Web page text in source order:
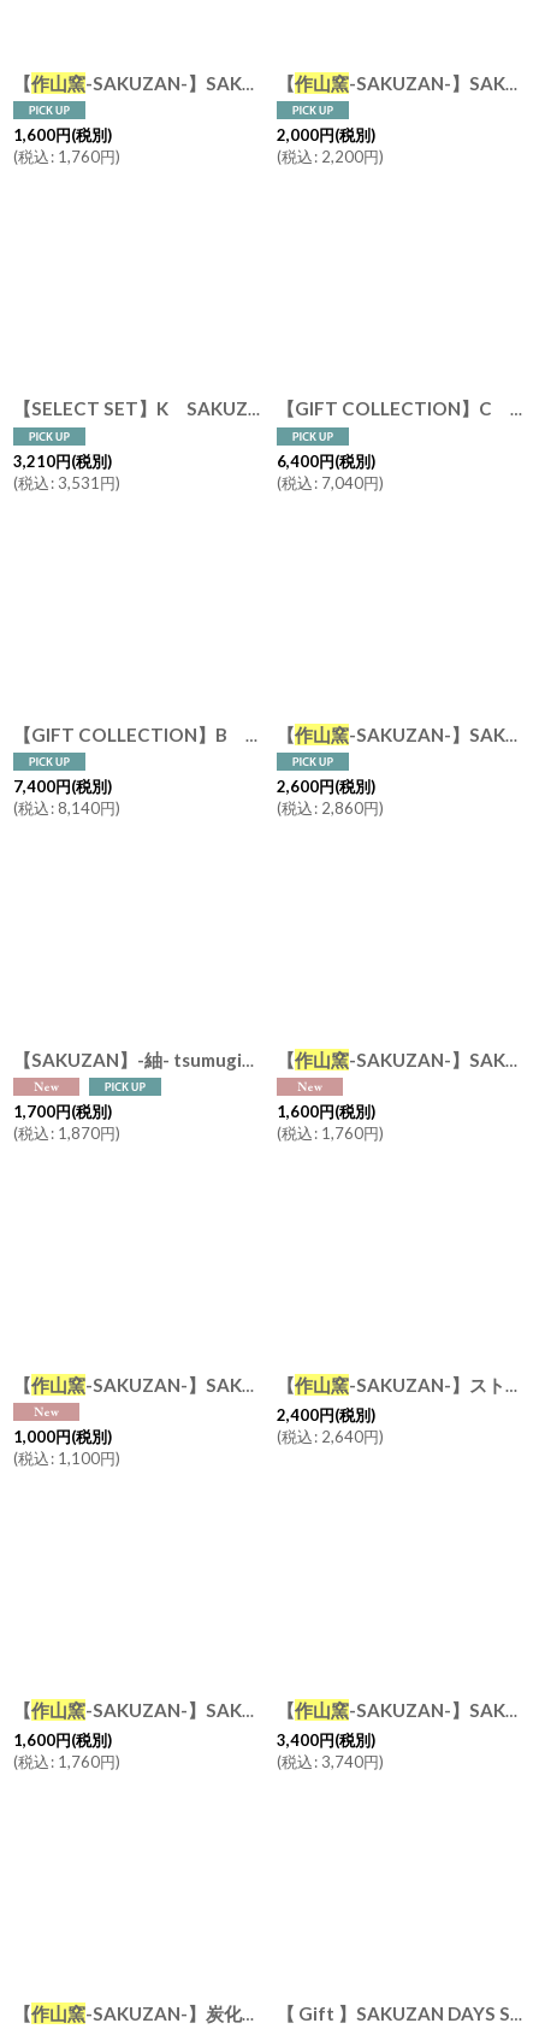
【作山窯-SAKUZAN-】SAKUZAN DAYS Sara Stripe Plate S ストライププレートS リム皿/お皿 15cm/サラ/プレート/取り皿/小皿/カフェ/磁器/日本製/陶器
1,600円(税別)
(税込: 1,760円)
【作山窯-SAKUZAN-】SAKUZAN DAYS Sara Stripe PlateM ストライププレートM リム皿/お皿 19cm/プレート/取り皿/小皿/カフェ/サラ/磁器/日本製/陶器
2,000円(税別)
(税込: 2,200円)
【SELECT SET】K SAKUZAN DAYS Sara ティータイムセット マグ トレー フォーク Tea Time Set 新生活 ギフト 朝食 コーヒーカップ カフェ 磁器 日本製 陶器
3,210円(税別)
(税込: 3,531 円)
【GIFT COLLECTION】C SAKUZAN DAYS Sara カップ&ソーサー ペアセット イエロー ターコイズ 新生活 母の日 ギフト Stripe Cup&Saucer コーヒーカップ/サラ/カフェ/磁器/日本製/陶器 ギフトコレクション
6,400円(税別)
(税込: 7,040円)
【GIFT COLLECTION】B SAKUZAN DAYS Sara カップ&ソーサー スプーン セット 新生活セット ギフト クリーム グレー Stripe Cup&Saucer コーヒーカップ/サラ/カフェ/磁器/日本製/陶器 ギフトコレクション
7,400円(税別)
(税込: 8,140円)
【作山窯-SAKUZAN-】SAKUZAN DAYS Sara カップ&ソーサー Cup&Saucer セット 日本製 カラー
2,600円(税別)
(税込: 2,860円)
【SAKUZAN】-紬- tsumugi カップ ゴス サビ 茶碗 ボウル ラテアート
1,700円(税別)
(税込: 1,870円)
【作山窯-SAKUZAN-】SAKUZAN DAYS Sara ストーングレー Stone Gray カップ Cup マグカップ 250cc 日本製 美濃焼
1,600円(税別)
(税込: 1,760円)
【作山窯-SAKUZAN-】SAKUZAN DAYS Sara Saucer ソーサー プレート φ 14cm 日本製
1,000円(税別)
(税込: 1,100円)
【作山窯-SAKUZAN-】ストライプ マグカップ DAYS SARA ホワイト ブロンズ 黒土 Stripe Mugcup 日本製 美濃焼
2,400円(税別)
(税込: 2,640円)
【作山窯-SAKUZAN-】SAKUZAN DAYS Sara Cup カップ 250cc マグカップ 日本製 クリーム ターコイズ ピンク グレー ネイビー ブラウン イエロー
1,600円(税別)
(税込: 1,760円)
【作山窯-SAKUZAN-】SAKUZAN DAYS Sara ティーポット 520ml ステンレス茶こし付き サラ (グレイ・ネイビー・クリーム) 日本製
3,400円(税別)
(税込: 3,740円)
【作山窯-SAKUZAN-】炭化 生成りボーダー ロックカップ/グレイ/アイボリー/焼酎カップ/美濃焼き/麦酒カップ
【 Gift 】SAKUZAN DAYS Sara 7" プレート M φ20cm 2枚セット 日本製